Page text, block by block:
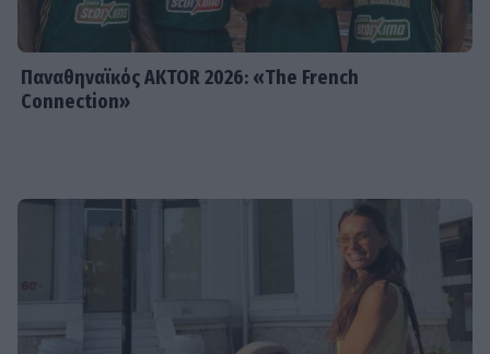
Παναθηναϊκός AKTOR 2026: «The French
Connection»